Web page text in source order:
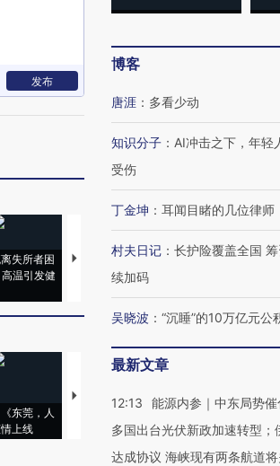
发布
失所者困
温引发健
视线｜HYROX的吸金
术：是什么让中产们甘
马航飞行员
东莞，人
上线
【推广】走进第四届链博
会，让数智科技“链”接产
【特别呈现
有意思的生
博客
唐涯 ： 多看少动
知识分子 ： AI冲击之下，年轻
受伤
丁金坤 ： 耳闻目睹的几位律师
村夫日记 ： 长护险覆盖全国
续加码
吴晓波 ： “沉睡”的10万亿元公
最新文章
12:13
能源内参｜中东局势
多国出台光伏新政加速转型；
达成协议 海峡现有两条航道